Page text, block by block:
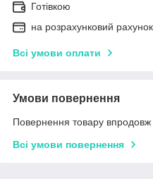
Готівкою
на розрахунковий рахунок
Всі умови оплати
Умови повернення
Повернення товару впродовж
Всі умови повернення